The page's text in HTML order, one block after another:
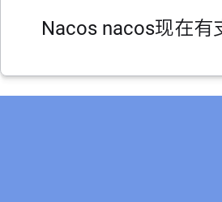
Nacos nacos现在有